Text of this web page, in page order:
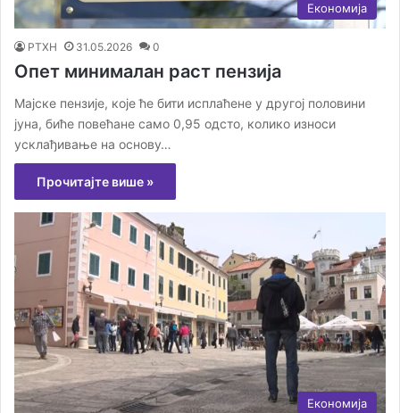
Економија
РТХН 31.05.2026 0
Опет минималан раст пензија
Мајске пензије, које ће бити исплаћене у другој половини
јуна, биће повећане само 0,95 одсто, колико износи
усклађивање на основу…
Прочитајте више »
Економија